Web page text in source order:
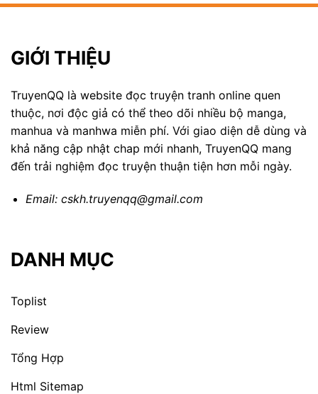
GIỚI THIỆU
TruyenQQ là website đọc truyện tranh online quen
thuộc, nơi độc giả có thể theo dõi nhiều bộ manga,
manhua và manhwa miễn phí. Với giao diện dễ dùng và
khả năng cập nhật chap mới nhanh, TruyenQQ mang
đến trải nghiệm đọc truyện thuận tiện hơn mỗi ngày.
Email: cskh.truyenqq@gmail.com
DANH MỤC
Toplist
Review
Tổng Hợp
Html Sitemap